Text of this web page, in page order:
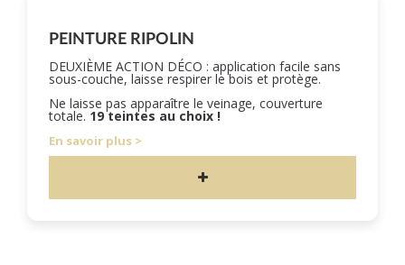
PEINTURE RIPOLIN
DEUXIÈME ACTION DÉCO : application facile sans
sous-couche, laisse respirer le bois et protège.
Ne laisse pas apparaître le veinage, couverture
totale. 19 teintes au choix !
En savoir plus